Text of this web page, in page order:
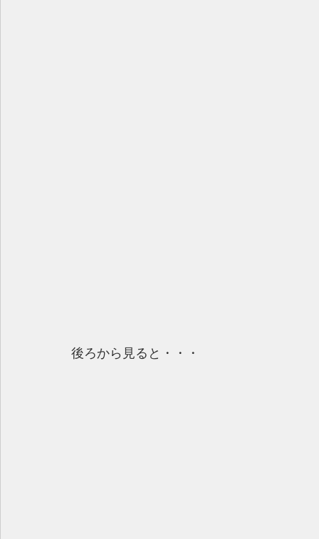
後ろから見ると・・・